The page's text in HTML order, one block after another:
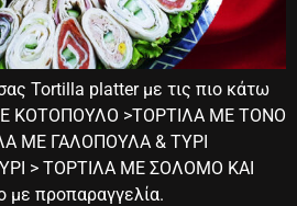
Tortilla platter με τις πιο κάτω
ΚΟΤΟΠΟΥΛΟ >ΤΟΡΤΙΛΑ ΜΕ ΤΟΝΟ
ΜΕ ΓΑΛΟΠΟΥΛΑ & ΤΥΡΙ
> ΤΟΡΤΙΛΑ ΜΕ ΣΟΛΟΜΟ ΚΑΙ
προπαραγγελία.